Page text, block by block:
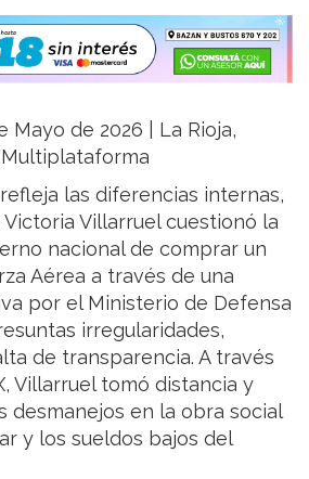
Mayo de 2026 | La Rioja,
las diferencias internas,
Villarruel cuestionó la
nacional de comprar un
Aérea a través de una
por el Ministerio de Defensa
irregularidades,
de transparencia. A través
Villarruel tomó distancia y
desmanejos en la obra social
y los sueldos bajos del